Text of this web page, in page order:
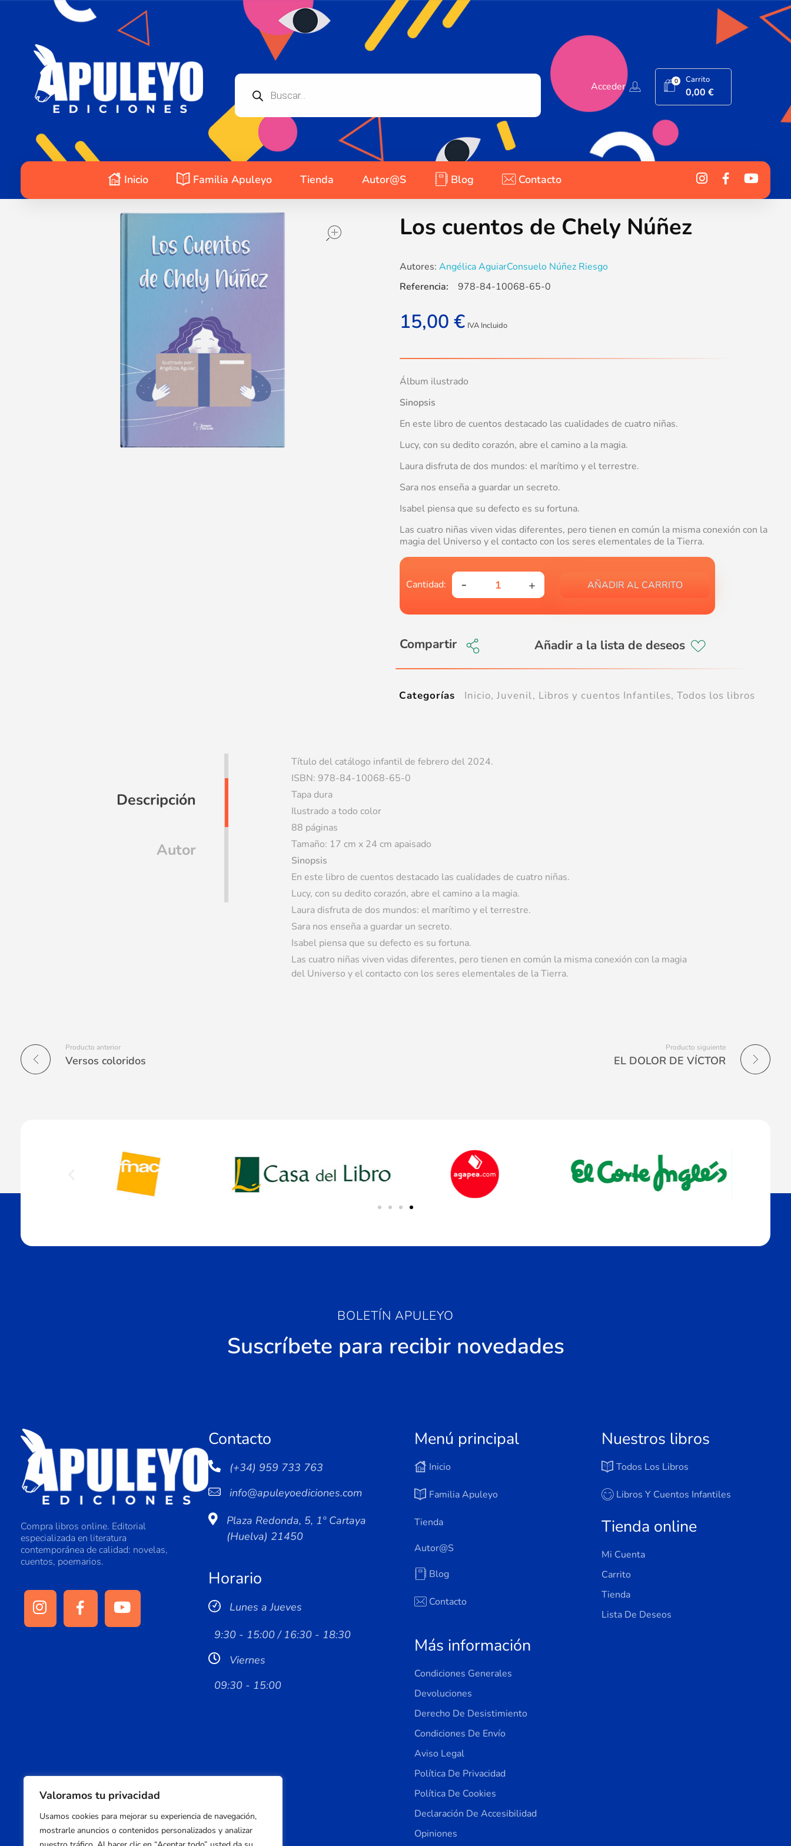
Valoramos tu privacidad
Usamos cookies para mejorar su experiencia de navegación,
mostrarle anuncios o contenidos personalizados y analizar
Acceder 0 Carrito
0,00€
Inicio Familia Apuleyo Tienda Autor@s Blog Contacto
Los cuentos de Chely Núñez
Autores: Angélica AguiarConsuelo Núñez Riesgo
15,00 € IVA Incluido
Álbum ilustrado
Sinopsis
En este libro de cuentos destacado las cualidades de cuatro niñas.
Lucy, con su dedito corazón, abre el camino a la magia.
Laura disfruta de dos mundos: el marítimo y el terrestre.
Sara nos enseña a guardar un secreto.
Isabel piensa que su defecto es su fortuna.
Las cuatro niñas viven vidas diferentes, pero tienen en común la misma conexión con la
magia del Universo y el contacto con los seres elementales de la Tierra.
AÑADIR AL CARRITO
Compartir
Referencia: 978-84-10068-65-0
Categorías Inicio,Juvenil, Libros y cuentos Infantiles,Todos los libros
Descripción
Autor
Título del catálogo infantil de febrero del 2024.
ISBN: 978-84-10068-65-0
Tapa dura
Ilustrado a todo color
88 páginas
Tamaño: 17 cm x 24 cm apaisado
Sinopsis
En este libro de cuentos destacado las cualidades de cuatro niñas.
Lucy, con su dedito corazón, abre el camino a la magia.
Laura disfruta de dos mundos: el marítimo y el terrestre.
Sara nos enseña a guardar un secreto.
Isabel piensa que su defecto es su fortuna.
Las cuatro niñas viven vidas diferentes, pero tienen en común la misma conexión con la magia
del Universo y el contacto con los seres elementales de la Tierra.
Producto anterior
Versos coloridos
Producto siguiente
EL DOLOR DE VÍCTOR
BOLETÍN APULEYO
Suscríbete para recibir novedades
Compra libros online. Editorial
especializada en literatura
contemporánea de calidad: novelas,
cuentos, poemarios.
Contacto
(+34) 959 733 763
info@apuleyoediciones.com
Plaza Redonda, 5, 1º Cartaya
(Huelva) 21450
Horario
Lunes a Jueves
9:30 - 15:00 / 16:30 - 18:30
Viernes
09:30 - 15:00
Menú principal
Inicio
Familia Apuleyo
Tienda
Autor@s
Blog
Contacto
Más información
Condiciones Generales
Devoluciones
Derecho De Desistimiento
Condiciones De Envío
Aviso Legal
Política De Privacidad
Política De Cookies
Declaración De Accesibilidad
Opiniones
Nuestros libros
Todos Los Libros
Libros Y Cuentos Infantiles
Tienda online
Mi Cuenta
Carrito
Tienda
Lista De Deseos